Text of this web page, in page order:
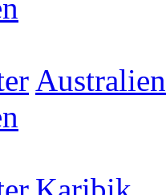
Australien